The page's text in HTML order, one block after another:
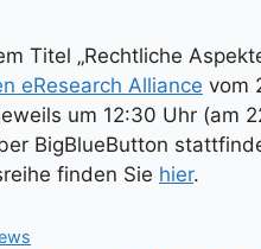
Titel „Rechtliche
eResearch Alliance vom
um 12:30 Uhr (am
BigBlueButton
finden Sie hier.